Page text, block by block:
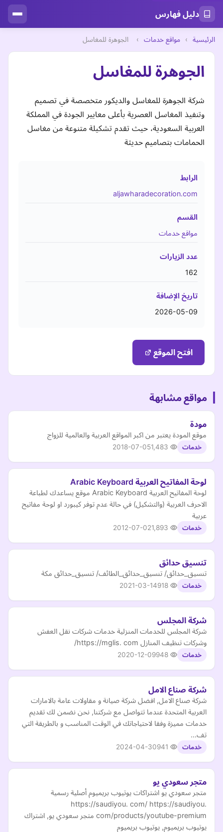
دليل فهارس
الرئيسية › مواقع خدمات › الجوهرة للمغاسل
الجوهرة للمغاسل
شركة الجوهرة للمغاسل والديكور متخصصة في تصميم
وتنفيذ المغاسل العصرية بأعلى معايير الجودة في المملكة
العربية السعودية، حيث تقدم تشكيلة متنوعة من مغاسل
الحمامات بتصاميم حديثة
الرابط
aljawharadecoration.com
القسم
مواقع خدمات
عدد الزيارات
162
تاريخ الإضافة
2026-05-09
افتح الموقع
مواقع مشابهة
مودة
موقع المودة يعتبر من اكبر المواقع العربية والعالمية للزواج
خدمات 2018-07-05
لوحة المفاتيح العربية Arabic Keyboard
لوحة المفاتيح العربية Arabic Keyboard موقع يساعدك لطباعة
الاحرف العربية (والتشكيل) في حالة عدم توفر كيبورد او لوحة مفاتيح
عربية
خدمات 2012-07-02
تنسيق حدائق
تنسيق_حدائق/ تنسيق_حدائق_الطائف/ تنسيق_حدائق مكة
خدمات 2021-03-14
شركة المجلس
شركة المجلس للخدمات المنزلية خدمات شركات نقل العفش
وشركات تنظيف المنازل https://mglis. com/
خدمات 2020-12-09
شركة صناع الامل
شركة صناع الامل, افضل شركة صيانة و مقاولات عامة بالامارات
العربية المتحدة عندما تتواصل مع شركتنا, نحن نضمن لك تقديم
خدمات مميزة وفقا لاحتياجاتك في الوقت المناسب و بالطريقة التي
تف…
خدمات 2024-04-30
متجر سعودي يو
متجر سعودي يو اشتراكات يوتيوب بريميوم أصلية رسمية
https://saudiyou. com/ https://saudiyou.
com/products/youtube-premium متجر سعودي يو, اشتراك
يوتيوب بريميوم, يوتيوب بريميوم